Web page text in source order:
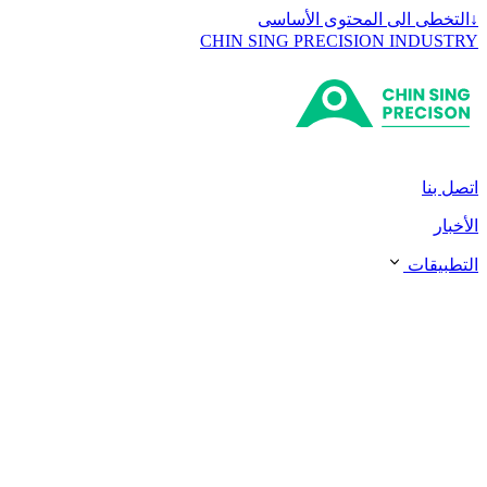
↓ التخطى الى المحتوى الأساسى
CHIN SING PRECISION INDUSTRY
اتصل بنا
الأخبار
التطبيقات